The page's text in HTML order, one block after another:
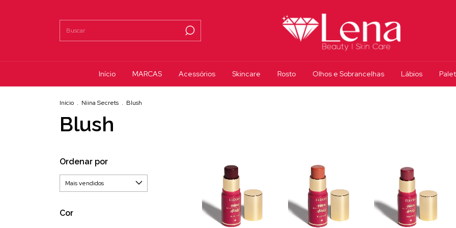
Início MARCAS Acessórios Skincare Rosto Olhos e Sobrancelhas Lábios
Início . Niina Secrets . Blush
Blush
Ordenar por
Cor